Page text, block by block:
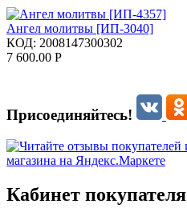
Ангел молитвы [ИП-3040]
КОД: 2008147300302
7 600.00 Р
Присоединяйтесь!
Кабинет покупателя